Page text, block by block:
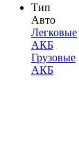
Тип
Авто
Легковые
АКБ
Грузовые
АКБ